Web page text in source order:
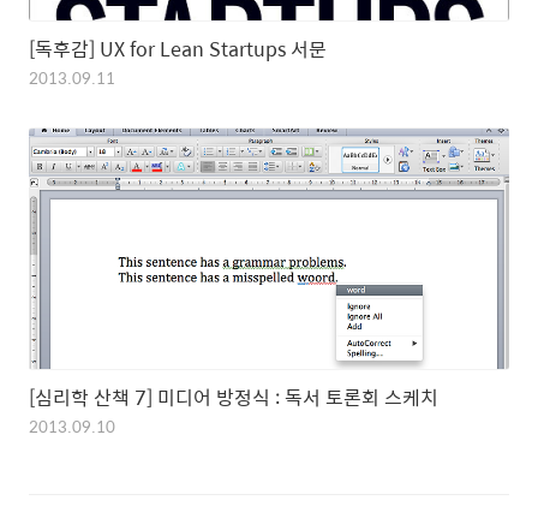
[독후감] UX for Lean Startups 서문
2013.09.11
[심리학 산책 7] 미디어 방정식 : 독서 토론회 스케치
2013.09.10